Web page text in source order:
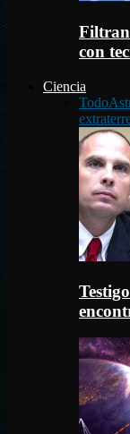
Filtran
con
Ciencia
Todo